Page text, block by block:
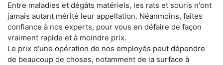
Entre maladies et dégâts matériels, les rats et souris n'ont
jamais autant mérité leur appellation. Néanmoins, faîtes
confiance à nos experts, pour vous en défaire de façon
vraiment rapide et à moindre prix.
Le prix d'une opération de nos employés peut dépendre
de beaucoup de choses, notamment de la surface à